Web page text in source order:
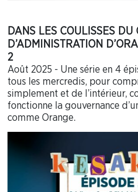
DANS LES COULISSES DU
D’ADMINISTRATION
2
Août 2025 - Une série en 4
tous les mercredis, pour
simplement et de l’intérieur,
fonctionne la gouvernance
comme Orange.